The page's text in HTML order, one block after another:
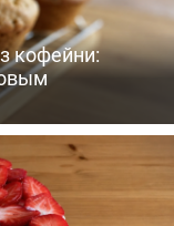
кофейни: